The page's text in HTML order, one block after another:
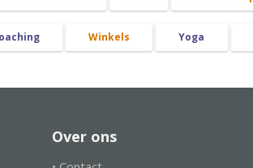
Winkels Yoga
Over ons